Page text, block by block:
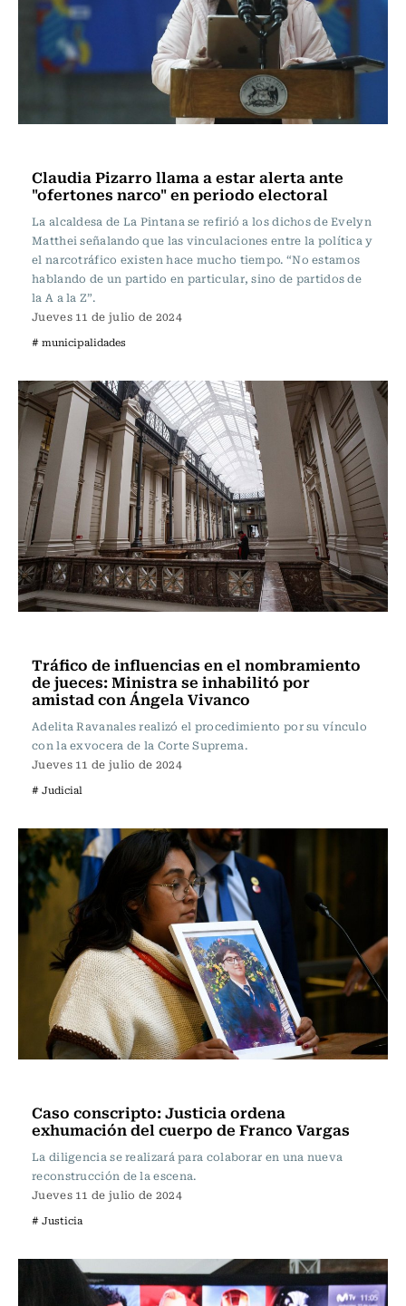
Claudia Pizarro llama a estar alerta ante
"ofertones narco" en periodo electoral
La alcaldesa de La Pintana se refirió a los dichos de Evelyn
Matthei señalando que las vinculaciones entre la política y
el narcotráfico existen hace mucho tiempo. “No estamos
hablando de un partido en particular, sino de partidos de
la A a la Z”.
Jueves 11 de julio de 2024
# municipalidades
Tráfico de influencias en el nombramiento
de jueces: Ministra se inhabilitó por
amistad con Ángela Vivanco
Adelita Ravanales realizó el procedimiento por su vínculo
con la exvocera de la Corte Suprema.
Jueves 11 de julio de 2024
# Judicial
Caso conscripto: Justicia ordena
exhumación del cuerpo de Franco Vargas
La diligencia se realizará para colaborar en una nueva
reconstrucción de la escena.
Jueves 11 de julio de 2024
# Justicia